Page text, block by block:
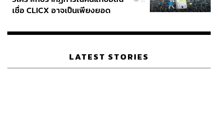
เชื่อ CLICX อาจเป็นเพียงยอด
เรือนไทยที่ถูกซุกไว้
LATEST STORIES